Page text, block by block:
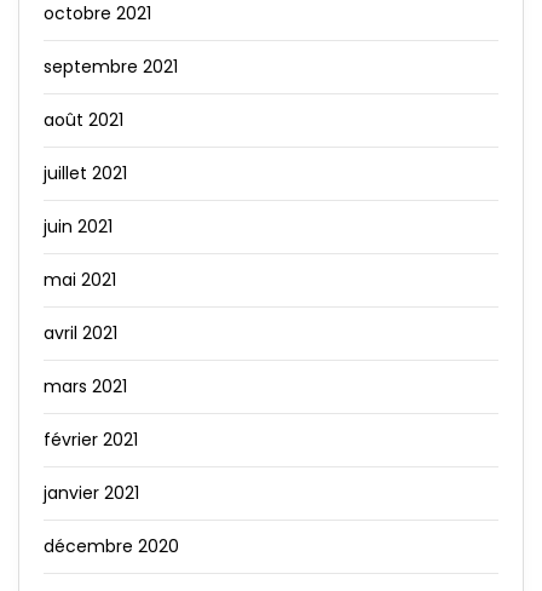
octobre 2021
septembre 2021
août 2021
juillet 2021
juin 2021
mai 2021
avril 2021
mars 2021
février 2021
janvier 2021
décembre 2020